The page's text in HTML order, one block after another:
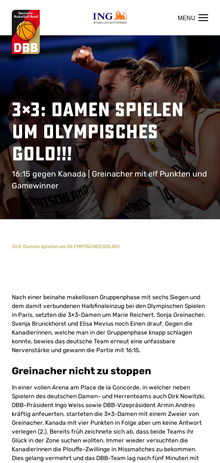
OFFIZIELLER HAUPTSPONSOR
3×3: Damen spielen
um OLYMPISCHES
GOLD!!!
16:15 gegen Kanada | Greinacher mit elf Punkten und
Gamewinner
3×3: Damen spielen um OLYMPISCHES GOLD!!!
Nach einer beinahe makellosen Gruppenphase mit sechs Siegen und
dem damit verbundenen Halbfinaleinzug bei den Olympischen Spielen
in Paris, setzten die 3×3-Damen um Marie Reichert, Sonja Greinacher,
Svenja Brunckhorst und Elisa Mevius noch Einen drauf. Gegen die
Kanadierinnen, welche man in der Gruppenphase knapp schlagen
konnte, bewies das deutsche Team erneut eine unfassbare
Nervenstärke und gewann die Partie mit 16:15.
Greinacher nicht zu stoppen
In einer vollen Arena am Place de la Concorde, in welcher neben
Spielern des deutschen Damen- und Herrenteams auch Dirk Nowitzki,
DBB-Präsident Ingo Weiss sowie DBB-Vizepräsident Armin Andres
kräftig anfeuerten, starteten die 3×3-Damen mit einem Zweier von
Greinacher. Kanada mit vier Punkten in Folge aber um keine Antwort
verlegen (2.). Bereits früh zeichnete sich ab, dass beide Teams ihr
Glück in der Zone suchen wollten. Immer wieder versuchten die
Kanadierinnen die Plouffe-Zwillinge in Missmatches zu bekommen.
Dies gelang vermehrt und das DBB-Team lag nach fünf Minuten mit